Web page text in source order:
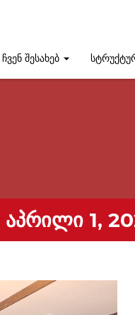
ჩვენ შესახებ
ᲐᲞᲠᲘᲚᲘ 1,